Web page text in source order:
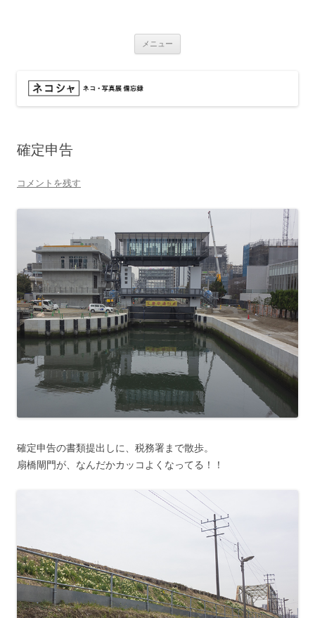
メニュー
確定申告
コメントを残す
確定申告の書類提出しに、税務署まで散歩。
扇橋閘門が、なんだかカッコよくなってる！！